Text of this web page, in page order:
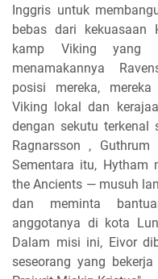
Inggris untuk
bebas dari kekuasaan
kamp Viking yang
menamakannya
posisi mereka,
Viking lokal dan
dengan sekutu terkenal
Ragnarsson ,
Sementara itu, Hytham
the Ancients — musuh
dan meminta
anggotanya di kota
Dalam misi ini, Eivor
seseorang yang